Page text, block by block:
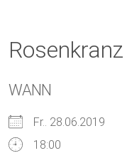
WANN
Fr.. 28.06.2019
18:00